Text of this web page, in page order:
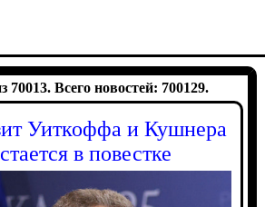
70013. Всего новостей: 700129.
Уиткоффа и Кушнера
в повестке